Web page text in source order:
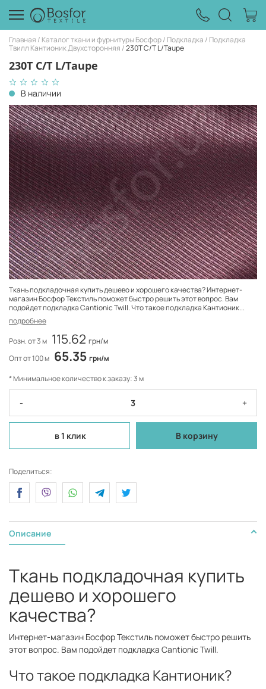
Главная Каталог ткани и фурнитуры Босфор Подкладка
Подкладка
Твилл Кантионик Двухсторонняя 230T C/T L/Taupe
230T C/T L/Taupe
В наличии
Ткань подкладочная купить дешево и хорошего качества? Интернет-
магазин Босфор Текстиль поможет быстро решить этот вопрос. Вам
подойдет подкладка Cantionic Twill. Что такое подкладка Кантионик...
подробнее
Розн. от 3 м 115.62 грн/м
Опт от 100 м 65.35 грн/м
* Минимальное количество к заказу: 3 м
- +
в 1 клик В корзину
Поделиться:
Описание
Ткань подкладочная купить
дешево и хорошего
качества?
Интернет-магазин Босфор Текстиль поможет быстро решить
этот вопрос. Вам подойдет подкладка Cantionic Twill.
Что такое подкладка Кантионик?